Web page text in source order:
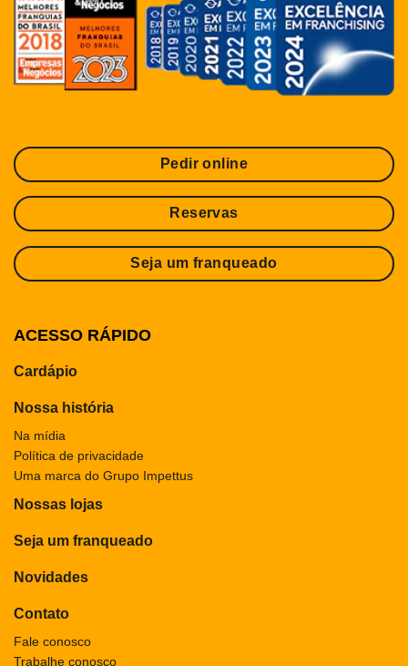
Pedir online
Reservas
Seja um franqueado
ACESSO RÁPIDO
Cardápio
Nossa história
Na mídia
Política de privacidade
Uma marca do Grupo Impettus
Nossas lojas
Seja um franqueado
Novidades
Contato
Fale conosco
Trabalhe conosco